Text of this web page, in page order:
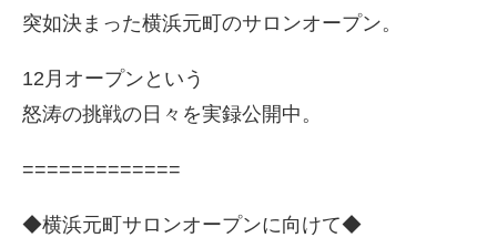
突如決まった横浜元町のサロンオープン。
12月オープンという
怒涛の挑戦の日々を実録公開中。
=============
◆横浜元町サロンオープンに向けて◆